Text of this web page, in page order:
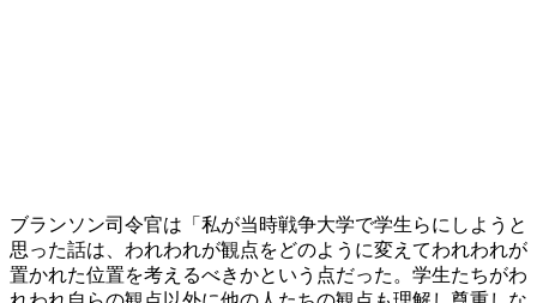
ブランソン司令官は「私が当時戦争大学で学生らにしようと
思った話は、われわれが観点をどのように変えてわれわれが
置かれた位置を考えるべきかという点だった。学生たちがわ